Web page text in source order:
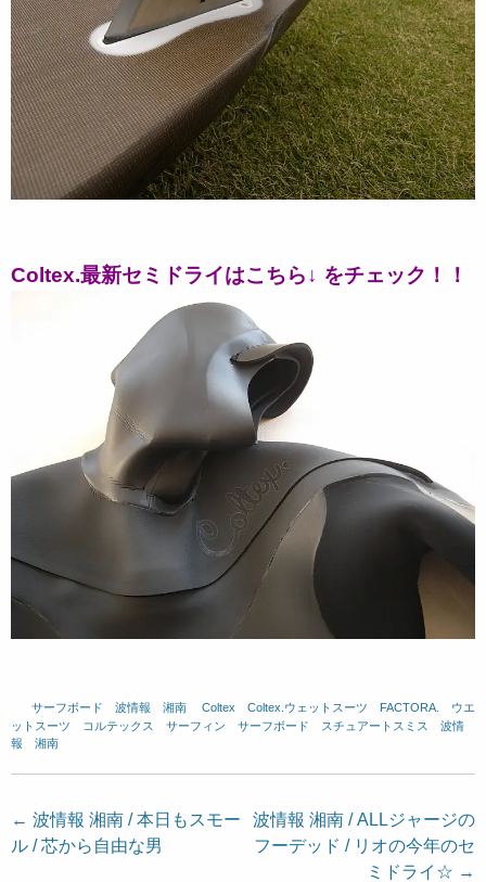
Coltex.最新セミドライはこちら↓ をチェック！！
サーフボード 波情報 湘南 Coltex Coltex.ウェットスーツ FACTORA.
ウエ
ットスーツ
コルテックス サーフィン サーフボード スチュアートスミス
波情
報 湘南
投
稿
← 波情報 湘南 / 本日もスモー
ル / 芯から自由な男
波情報 湘南 / ALLジャージの
フーデッド / リオの今年のセ
ミドライ☆ →